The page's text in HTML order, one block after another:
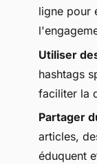
ligne pour
Utiliser
hashtags
faciliter la
Partager
articles,
éduquent